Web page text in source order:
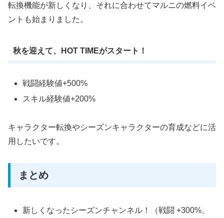
転換機能が新しくなり、それに合わせてマルニの燃料イベ
ントも始まりました。
秋を迎えて、HOT TIMEがスタート！
戦闘経験値+500%
スキル経験値+200%
キャラクター転換やシーズンキャラクターの育成などに活
用したいです。
まとめ
新しくなったシーズンチャンネル！（戦闘 +300%、